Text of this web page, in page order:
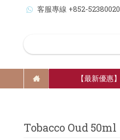
客服專線 +852-52380020
【最新優惠】
Tobacco Oud 50ml